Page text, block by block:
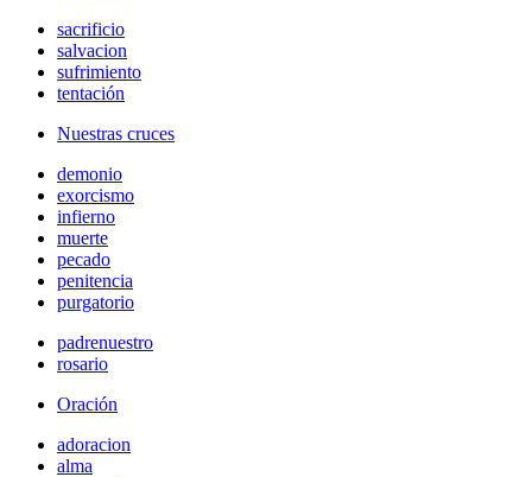
sacrificio
salvacion
sufrimiento
tentación
Nuestras cruces
demonio
exorcismo
infierno
muerte
pecado
penitencia
purgatorio
padrenuestro
rosario
Oración
adoracion
alma